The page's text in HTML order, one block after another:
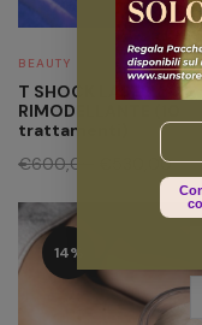
BEAUTY
T SHOCK LASER
RIMODELLANTE (10
trattamenti)
€600,00 530,00
14%